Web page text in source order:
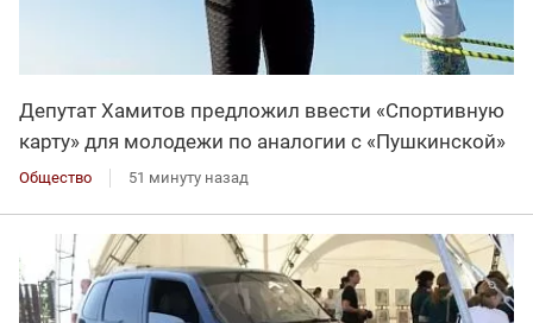
Депутат Хамитов предложил ввести «Спортивную
карту» для молодежи по аналогии с «Пушкинской»
Общество 51 минуту назад